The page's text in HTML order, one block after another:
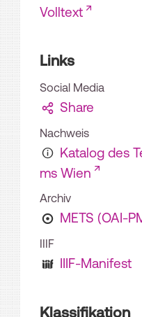
Volltext
Links
Social Media
Share
Nachweis
Katalog des
ms Wien
Archiv
METS (OAI-
IIIF
IIIF-Manifest
Klassifikation